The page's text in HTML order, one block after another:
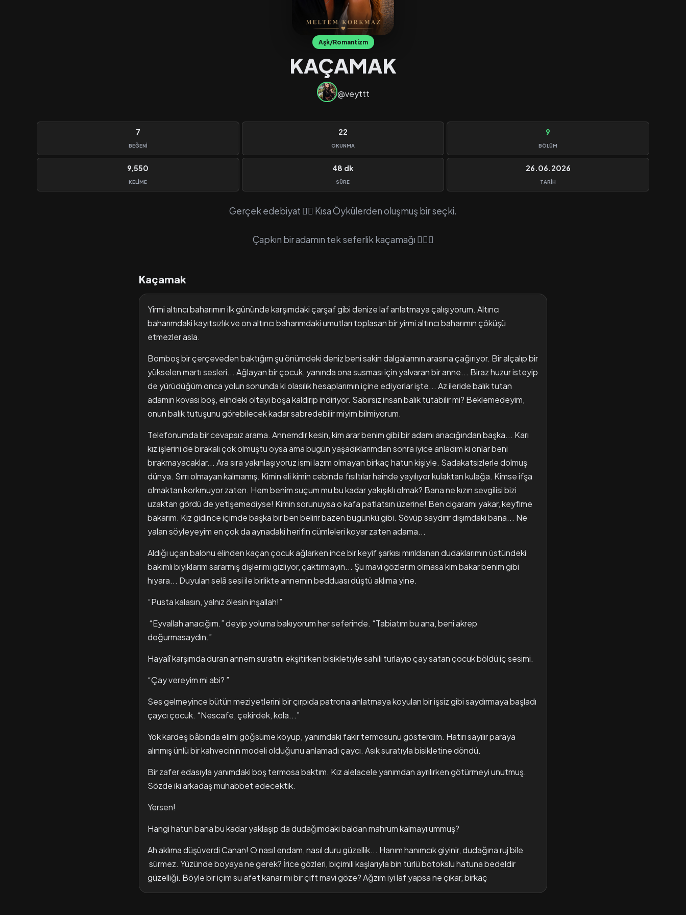
Aşk/Romantizm
KAÇAMAK
@veyttt
7
BEĞENI
22
OKUNMA
9
BÖLÜM
9,550
KELIME
48 dk
SÜRE
26.06.2026
TARIH
Gerçek edebiyat ✍🏻 Kısa Öykülerden oluşmuş bir seçki.
Çapkın bir adamın tek seferlik kaçamağı 🤷🏻‍♀️
Kaçamak
Yirmi altıncı baharımın ilk gününde karşımdaki çarşaf gibi denize laf anlatmaya çalışıyorum. Altıncı
baharımdaki kayıtsızlık ve on altıncı baharımdaki umutları toplasan bir yirmi altıncı baharımın çöküşü
etmezler asla.
Bomboş bir çerçeveden baktığım şu önümdeki deniz beni sakin dalgalarının arasına çağırıyor. Bir alçalıp bir
yükselen martı sesleri... Ağlayan bir çocuk, yanında ona susması için yalvaran bir anne... Biraz huzur isteyip
de yürüdüğüm onca yolun sonunda ki olasılık hesaplarımın içine ediyorlar işte... Az ileride balık tutan
adamın kovası boş, elindeki oltayı boşa kaldırıp indiriyor. Sabırsız insan balık tutabilir mi? Beklemedeyim,
onun balık tutuşunu görebilecek kadar sabredebilir miyim bilmiyorum.
Telefonumda bir cevapsız arama. Annemdir kesin, kim arar benim gibi bir adamı anacığından başka... Karı
kız işlerini de bırakalı çok olmuştu oysa ama bugün yaşadıklarımdan sonra iyice anladım ki onlar beni
bırakmayacaklar... Ara sıra yakınlaşıyoruz ismi lazım olmayan birkaç hatun kişiyle. Sadakatsizlerle dolmuş
dünya. Sırrı olmayan kalmamış. Kimin eli kimin cebinde fısıltılar hainde yayılıyor kulaktan kulağa. Kimse ifşa
olmaktan korkmuyor zaten. Hem benim suçum mu bu kadar yakışıklı olmak? Bana ne kızın sevgilisi bizi
uzaktan gördü de yetişemediyse! Kimin sorunuysa o kafa patlatsın üzerine! Ben cigaramı yakar, keyfime
bakarım. Kız gidince içimde başka bir ben belirir bazen bugünkü gibi. Sövüp saydırır dışımdaki bana... Ne
yalan söyleyeyim en çok da aynadaki herifin cümleleri koyar zaten adama...
Aldığı uçan balonu elinden kaçan çocuk ağlarken ince bir keyif şarkısı mırıldanan dudaklarımın üstündeki
bakımlı bıyıklarım sararmış dişlerimi gizliyor, çaktırmayın... Şu mavi gözlerim olmasa kim bakar benim gibi
hıyara... Duyulan selâ sesi ile birlikte annemin bedduası düştü aklıma yine.
“Pusta kalasın, yalnız ölesin inşallah!”
“Eyvallah anacığım.” deyip yoluma bakıyorum her seferinde. “Tabiatım bu ana, beni akrep
doğurmasaydın.”
Hayalî karşımda duran annem suratını ekşitirken bisikletiyle sahili turlayıp çay satan çocuk böldü iç sesimi.
“Çay vereyim mi abi? ”
Ses gelmeyince bütün meziyetlerini bir çırpıda patrona anlatmaya koyulan bir işsiz gibi saydırmaya başladı
çaycı çocuk. “Nescafe, çekirdek, kola...”
Yok kardeş bâbında elimi göğsüme koyup, yanımdaki fakir termosunu gösterdim. Hatırı sayılır paraya
alınmış ünlü bir kahvecinin modeli olduğunu anlamadı çaycı. Asık suratıyla bisikletine döndü.
Bir zafer edasıyla yanımdaki boş termosa baktım. Kız alelacele yanımdan ayrılırken götürmeyi unutmuş.
Sözde iki arkadaş muhabbet edecektik.
Yersen!
Hangi hatun bana bu kadar yaklaşıp da dudağımdaki baldan mahrum kalmayı ummuş?
Ah aklıma düşüverdi Canan! O nasıl endam, nasıl duru güzellik... Hanım hanımcık giyinir, dudağına ruj bile
sürmez. Yüzünde boyaya ne gerek? İrice gözleri, biçimili kaşlarıyla bin türlü botokslu hatuna bedeldir
güzelliği. Böyle bir içim su afet kanar mı bir çift mavi göze? Ağzım iyi laf yapsa ne çıkar, birkaç